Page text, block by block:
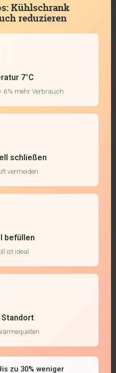
Kühlschrank
reduzieren
7°C
6% mehr Verbrauch
schließen
vermeiden
befüllen
ist ideal
Standort
zu 30% weniger